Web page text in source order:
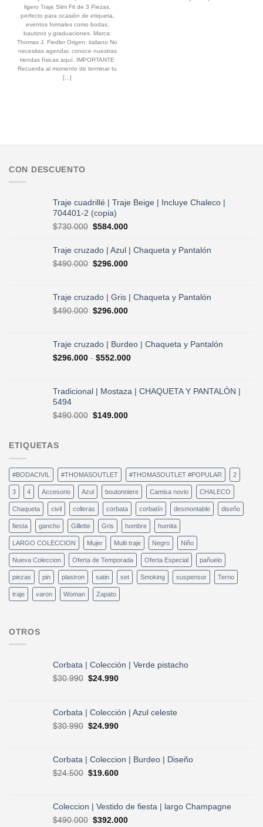
ligero Traje Slim Fit de 3 Piezas,
perfecto para ocasión de etiqueta,
eventos formales como bodas,
bautizos y graduaciones. Marca:
Thomas J. Fiedler Origen: italiano No
necesitas agendar, conoce nuestras
tiendas físicas aquí. IMPORTANTE
Recuerda al momento de terminar tu
[...]
CON DESCUENTO
Traje cuadrillé | Traje Beige | Incluye Chaleco |
704401-2 (copia)
$730.000 El
original
era:
$730.000.
$584.000El
actual
es:
Traje cruzado | Azul | Chaqueta y Pantalón
$490.000 El
era:
$490.000.
$296.000El
es:
Traje cruzado | Gris | Chaqueta y Pantalón
$490.000 El
era:
$490.000.
$296.000El
es:
$296.000.
Traje cruzado | Burdeo | Chaqueta y Pantalón
$296.000 - $552.000Rango
desde
Tradicional | Mostaza | CHAQUETA Y PANTALÓN |
5494
$490.000 El
$149.000El
ETIQUETAS
#BODACIVIL #THOMASOUTLET #THOMASOUTLET #POPULAR 2
3 4 Accesorio Azul boutonniere Camisa novio CHALECO
Chaqueta civil colleras corbata corbatín desmontable diseño
fiesta gancho Gillette Gris hombre humita
LARGO COLECCION Mujer Multi traje Negro Niño
Nueva Coleccion Oferta de Temporada Oferta Especial pañuelo
piezas pin plastron satin set Smoking suspensor Terno
traje varon Woman Zapato
OTROS
Corbata | Colección | Verde pistacho
$30.990 El
era:
$30.990.
$24.990El
es:
$24.990.
Corbata | Colección | Azul celeste
$30.990 El
era:
$30.990.
$24.990El
es:
Corbata | Coleccion | Burdeo | Diseño
$24.500 El
era:
$24.500.
$19.600El
es:
$19.600.
Coleccion | Vestido de fiesta | largo Champagne
$490.000 El
$392.000El